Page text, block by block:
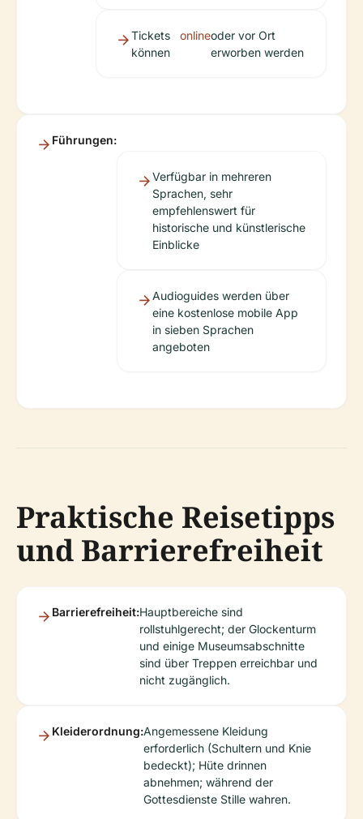
Tickets
können
onlineoder vor Ort
erworben werden
Führungen:
Verfügbar in mehreren
Sprachen, sehr
empfehlenswert für
historische und künstlerische
Einblicke
Audioguides werden über
eine kostenlose mobile App
in sieben Sprachen
angeboten
Praktische Reisetipps
und Barrierefreiheit
Barrierefreiheit:Hauptbereiche sind
rollstuhlgerecht; der Glockenturm
und einige Museumsabschnitte
sind über Treppen erreichbar und
nicht zugänglich.
Kleiderordnung:Angemessene Kleidung
erforderlich (Schultern und Knie
bedeckt); Hüte drinnen
abnehmen; während der
Gottesdienste Stille wahren.